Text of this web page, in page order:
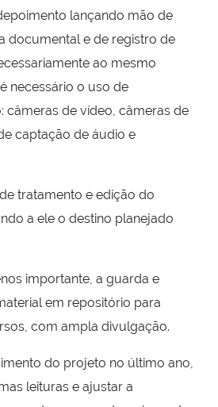
lançando mão de
documental e de registro de
ao mesmo
necessário o uso de
câmeras de vídeo, câmeras de
captação de áudio e
tratamento e edição do
a ele o destino planejado
importante, a guarda e
em repositório para
com ampla divulgação.
do projeto no último ano,
leituras e ajustar a